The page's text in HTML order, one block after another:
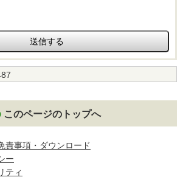
このページのトップへ
責事項・ダウンロード
ー
ティ